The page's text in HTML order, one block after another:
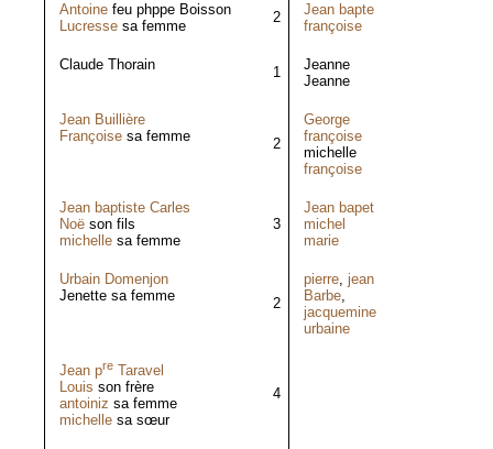
Antoine feu phppe Boisson
Lucresse sa femme
2
Jean bapte
françoise
Claude Thorain 1
Jeanne
Jeanne
Jean Buillière
Françoise sa femme 2
George
françoise
michelle
françoise
Jean baptiste Carles
Noë son fils
michelle sa femme
3
Jean bapet
michel
marie
Urbain Domenjon
Jenette sa femme
2
pierre,jean
Barbe,
jacquemine
urbaine
Jean pre Taravel
Louis son frère
antoiniz sa femme
michelle sa sœur
4